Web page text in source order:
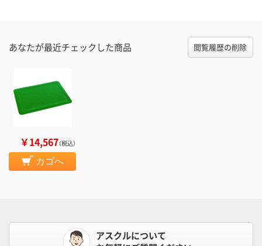
あなたが最近チェックした商品 閲覧履歴の削除
￥14,567（税込）
カゴへ
アスクルについて